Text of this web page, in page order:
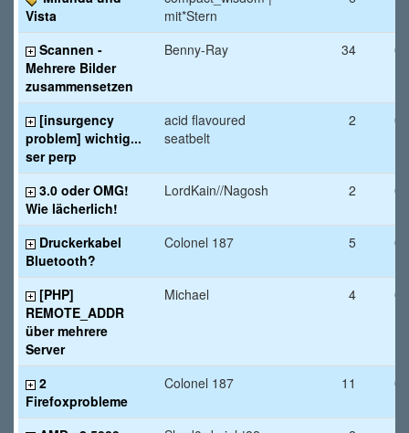
Vista
mit*Stern
Scannen -
Mehrere Bilder
zusammensetzen
Benny-Ray 34
[insurgency
problem] wichtig...
ser perp
acid flavoured
seatbelt
2
3.0 oder OMG!
Wie lächerlich!
LordKain//Nagosh 2
Druckerkabel
Bluetooth?
Colonel 187 5
[PHP]
REMOTE_ADDR
über mehrere
Server
Michael 4
2
Firefoxprobleme
Colonel 187 11